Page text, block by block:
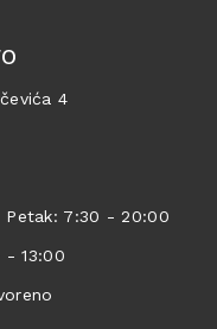
4
Petak: 7:30 - 20:00
13:00